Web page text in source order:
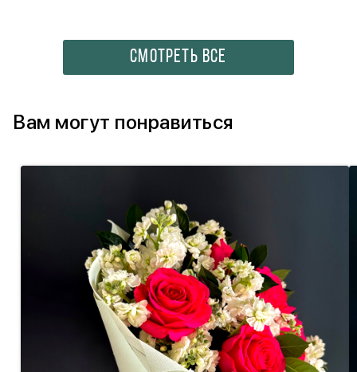
СМОТРЕТЬ ВСЕ
Вам могут понравиться